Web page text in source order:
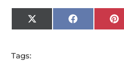
X
(Twitter)
Facebook
Tags: